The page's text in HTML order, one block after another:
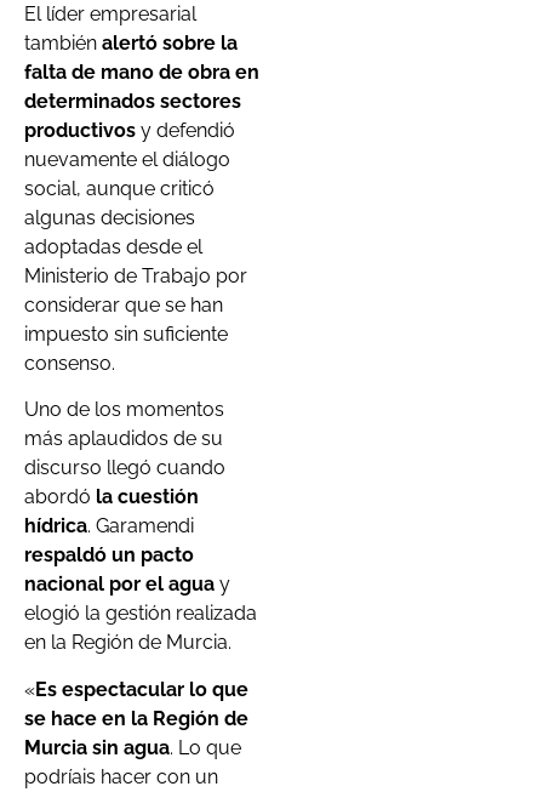
El líder empresarial
también alertó sobre la
falta de mano de obra en
determinados sectores
productivos y defendió
nuevamente el diálogo
social, aunque criticó
algunas decisiones
adoptadas desde el
Ministerio de Trabajo por
considerar que se han
impuesto sin suficiente
consenso.
Uno de los momentos
más aplaudidos de su
discurso llegó cuando
abordó la cuestión
hídrica. Garamendi
respaldó un pacto
nacional por el agua y
elogió la gestión realizada
en la Región de Murcia.
«Es espectacular lo que
se hace en la Región de
Murcia sin agua. Lo que
podríais hacer con un